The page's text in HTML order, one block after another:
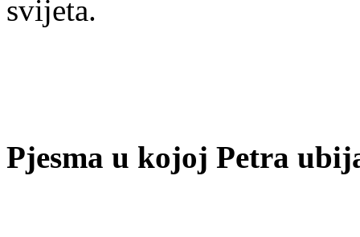
svijeta.
Pjesma u kojoj Petra